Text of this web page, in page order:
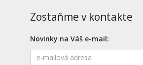
Zostaňme v kontakte
Novinky na Váš e-mail:
E-
mailová